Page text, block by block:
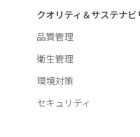
クオリティ＆サステナビ
品質管理
衛生管理
環境対策
セキュリティ